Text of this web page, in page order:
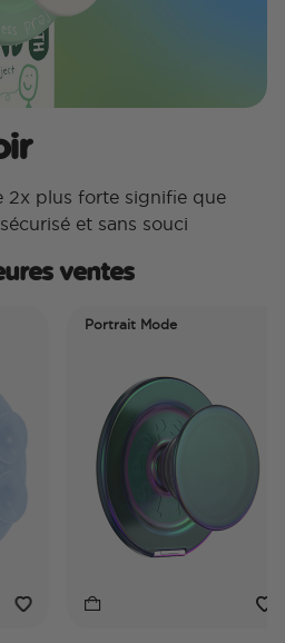
2x plus forte signifie que
et sans souci
ventes
Portrait Mode